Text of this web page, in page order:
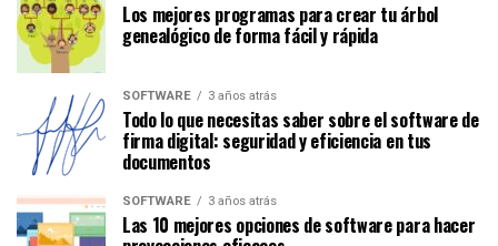
Los mejores programas para crear tu árbol
genealógico de forma fácil y rápida
SOFTWARE 3 años atrás
Todo lo que necesitas saber sobre el software de
firma digital: seguridad y eficiencia en tus
documentos
SOFTWARE 3 años atrás
Las 10 mejores opciones de software para hacer